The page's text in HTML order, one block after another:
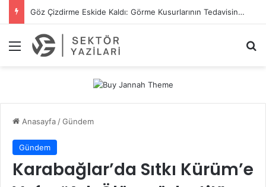
Kilit Tamiri Ve Göbeği Değişimi İçin Profesyonel Çözümler
Menü
Anasayfa/Gündem
Gündem
Karabağlar’da Sıtkı Kürüm’e